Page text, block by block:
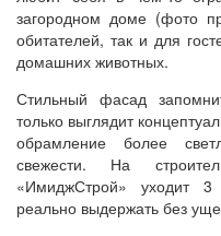
загородном доме (фото
обитателей, так и для
домашних животных.
Стильный фасад
только выглядит
обрамление более
свежести. На
«ИмиджСтрой» уходит
реально выдержать без